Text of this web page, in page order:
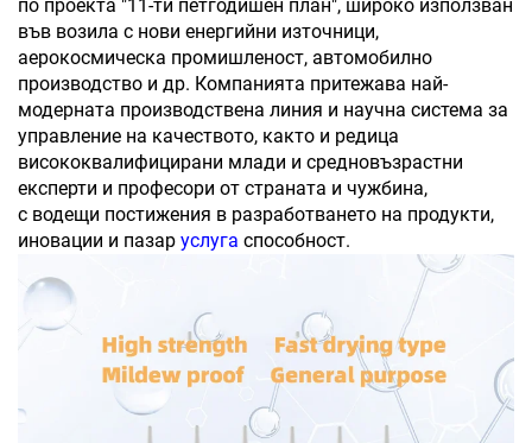
по проекта "11-ти петгодишен план", широко използван
във возила с нови енергийни източници,
аерокосмическа промишленост, автомобилно
производство и др. Компанията притежава най-
модерната производствена линия и научна система за
управление на качеството, както и редица
висококвалифицирани млади и средновъзрастни
експерти и професори от страната и чужбина,
с водещи постижения в разработването на продукти,
иновации и пазар услуга способност.